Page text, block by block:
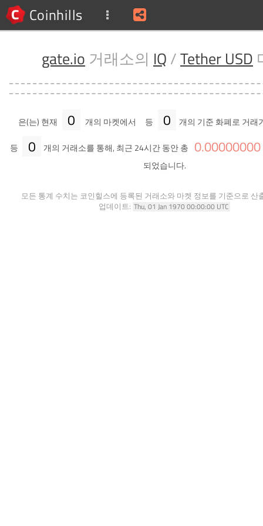
Coinhills
gate.io 거래소의 IQ /Tether USD
은(는) 현재 0 개의 마켓에서 등 0 개의 기준 화폐로 거래
등 0 개의 거래소를 통해, 최근 24시간 동안 총 0.00000000
되었습니다.
모든 통계 수치는 코인힐스에 등록된 거래소와 마켓 정보를 기준으로 산
업데이트: Thu, 01 Jan 1970 00:00:00 UTC